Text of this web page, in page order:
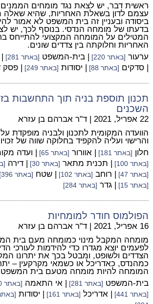
ראשית דבר, יש לצאת נגד מומחים
עצמם לדון בשאלת האחריות, שהיא שאלה
ביסודה ובעניין זה בית המשפט לא אמור
בדעתו של מומחה הנדסי. בנוסף לכך, יש
המטילים על המומחה המקצועי להתייחס
האחריות וחלוקתה בין צדדים שונים.
ערעור [באתר 220] | בית-המשפט [באתר 281]
| סדקים [באתר 88] | יסודות [באתר 249] | פסק
תכנון תוספת בניה תוך התחשבות
השכנים
22 אפריל, 2021 | ד"ר אברהם בן עזרא
הוועדה המקומית לתכנון ולבניה מופקדת על
והרישוי ועליה להקפיד בחלוקה שווה של
חלון [באתר 181] | אוורור [באתר 65] | ועדה
[באתר 100] | תכנית מתאר [באתר 30] | דירה
[באתר 47] | רוחב [באתר 102] | שטח [באתר 396]
[באתר 15] | גדר [באתר 284]
הפולמוס חודר למומחיות
16 אפריל, 2021 | ד"ר אברהם בן עזרא
מומחה המקבל מינוי כמומחה מעם בית
לפעמים יוצא מגדרו כדי להידמות לעורכי
הצדדים ולשופט, ומבטל בכך את יתרונו
כמהנדס, כאדריכל או כשמאי מקרקעין –
המומחה להיות מומחה מטעם בית
בית-המשפט [באתר 281] | אי התאמה [באתר 160]
[באתר 441] | אדריכל [באתר 161] | יסודות [באתר